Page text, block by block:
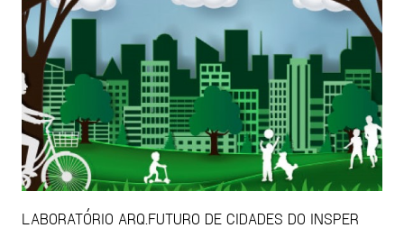
LABORATÓRIO ARQ.FUTURO DE CIDADES DO INSPER